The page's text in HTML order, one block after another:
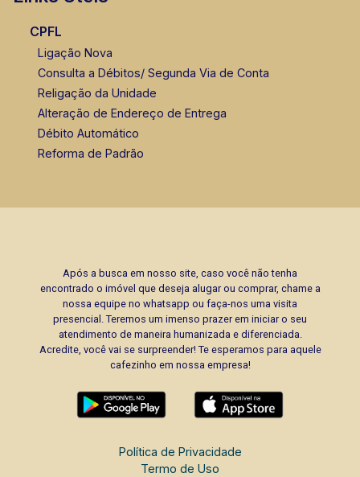
CPFL
Ligação Nova
Consulta a Débitos/ Segunda Via de Conta
Religação da Unidade
Alteração de Endereço de Entrega
Débito Automático
Reforma de Padrão
Após a busca em nosso site, caso você não tenha
encontrado o imóvel que deseja alugar ou comprar, chame a
nossa equipe no whatsapp ou faça-nos uma visita
presencial. Teremos um imenso prazer em iniciar o seu
atendimento de maneira humanizada e diferenciada.
Acredite, você vai se surpreender! Te esperamos para aquele
cafezinho em nossa empresa!
Política de Privacidade
Termo de Uso